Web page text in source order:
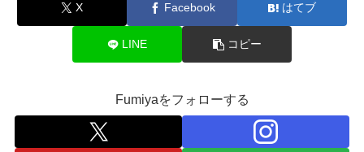
X Facebook はてブ
LINE コピー
Fumiyaをフォローする